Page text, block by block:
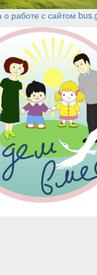
о работе с сайтом